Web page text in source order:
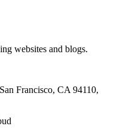
websites and blogs.
Francisco, CA 94110,